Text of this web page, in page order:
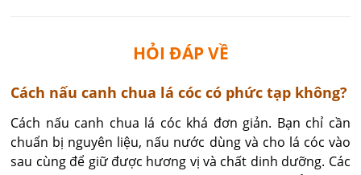
HỎI ĐÁP VỀ
Cách nấu canh chua lá cóc có phức tạp không?
Cách nấu canh chua lá cóc khá đơn giản. Bạn chỉ cần
chuẩn bị nguyên liệu, nấu nước dùng và cho lá cóc vào
sau cùng để giữ được hương vị và chất dinh dưỡng. Các